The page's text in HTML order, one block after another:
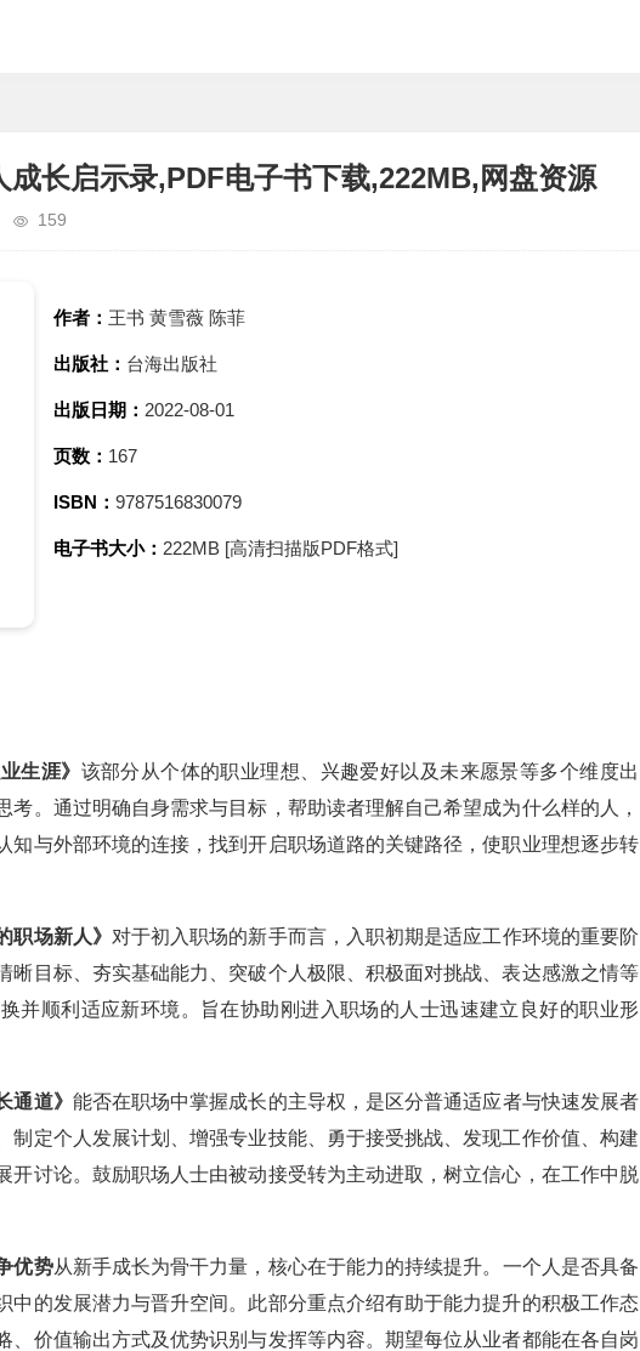
长启示录,PDF电子书下载,222MB,网盘资源
159
作者： 王书 黄雪薇 陈菲
出版社： 台海出版社
出版日期： 2022-08-01
页数： 167
ISBN： 9787516830079
电子书大小： 222MB [高清扫描版PDF格式]
生涯》 该部分从个体的职业理想、兴趣爱好以及未来愿景等多个维度出
考。通过明确自身需求与目标，帮助读者理解自己希望成为什么样的人，
知与外部环境的连接，找到开启职场道路的关键路径，使职业理想逐步转
职场新人》 对于初入职场的新手而言，入职初期是适应工作环境的重要阶
晰目标、夯实基础能力、突破个人极限、积极面对挑战、表达感激之情等
并顺利适应新环境。旨在协助刚进入职场的人士迅速建立良好的职业形
通道》 能否在职场中掌握成长的主导权，是区分普通适应者与快速发展者
制定个人发展计划、增强专业技能、勇于接受挑战、发现工作价值、构建
开讨论。鼓励职场人士由被动接受转为主动进取，树立信心，在工作中脱
优势从新手成长为骨干力量，核心在于能力的持续提升。一个人是否具备
中的发展潜力与晋升空间。此部分重点介绍有助于能力提升的积极工作态
、价值输出方式及优势识别与发挥等内容。期望每位从业者都能在各自岗